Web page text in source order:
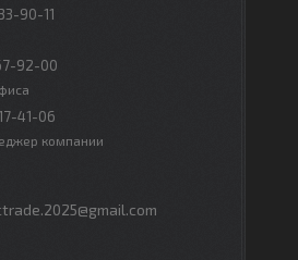
90-11
92-00
41-06
компании